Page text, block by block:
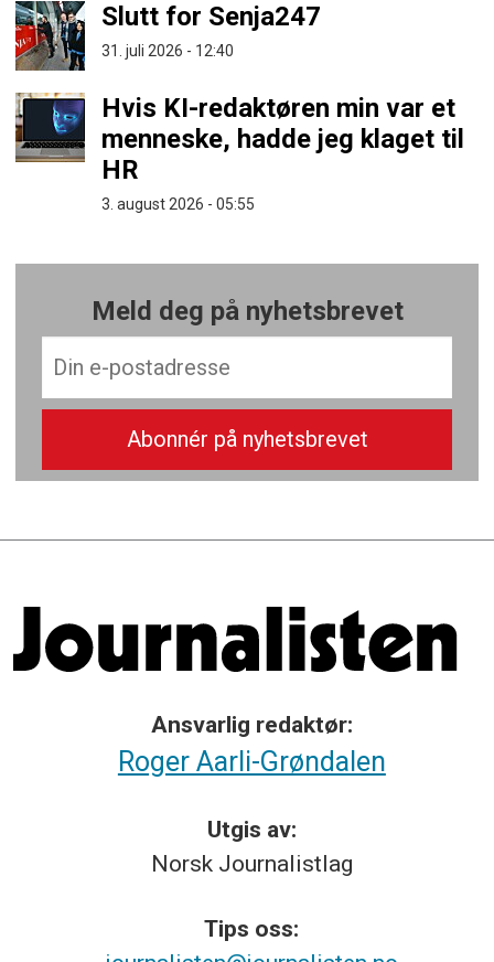
Slutt for Senja247
31. juli 2026 - 12:40
Hvis KI-redaktøren min var et
menneske, hadde jeg klaget til
HR
3. august 2026 - 05:55
Meld deg på nyhetsbrevet
Ansvarlig redaktør:
Roger Aarli-Grøndalen
Utgis av:
Norsk Journalistlag
Tips oss: